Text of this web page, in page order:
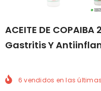
ACEITE DE
Gastritis Y
6 vendidos en las